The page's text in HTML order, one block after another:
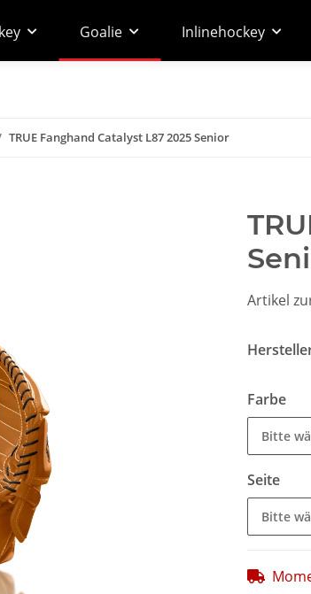
Goalie Inlinehockey
TRUE Fanghand Catalyst L87 2025 Senior
Artikel
Farbe
Bitte
Seite
Bitte